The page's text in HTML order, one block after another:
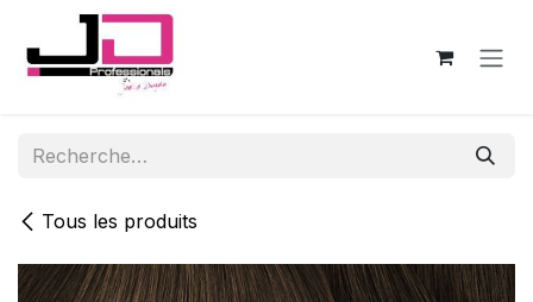
Se rendre au contenu
Tous les produits